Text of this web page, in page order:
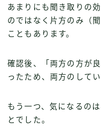
あまりにも聞き取りの
のではなく片方のみ（
こともあります。
確認後、「両方の方が
ったため、両方のしてい
もう一つ、気になるの
とでした。